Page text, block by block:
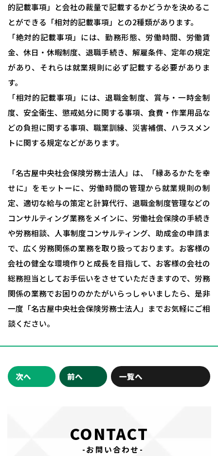
HOME
選ばれる理由
助成金について
就業規則について
人事評価制度について
確定拠出型年金について
社会保険・給与計算について
労務システム管理について
お客様の声
ブログ＆ニュース
会社概要
お問い合わせ・相談予約
的記載事項」と会社の裁量で記載するかどうかを決めるこ
とができる「相対的記載事項」との2種類があります。
「絶対的記載事項」には、勤務形態、労働時間、労働賃
金、休日・休暇制度、退職手続き、解雇条件、定年の規定
があり、それらは就業規則に必ず記載する必要がありま
す。
「相対的記載事項」には、退職金制度、賞与・一時金制
度、安全衛生、懲戒処分に関する事項、食費・作業用品な
どの負担に関する事項、職業訓練、災害補償、ハラスメン
トに関する規定などがあります。
「名古屋中央社会保険労務士法人」は、「縁あるかたを幸
せに」をモットーに、労働時間の管理から就業規則の制
定、適切な給与の策定と計算代行、退職金制度管理などの
コンサルティング業務をメインに、労働社会保険の手続き
や労務相談、人事制度コンサルティング、助成金の申請ま
で、広く労務関係の業務を取り扱っております。お客様の
会社の健全な環境作りと成長を目指して、お客様の会社の
総務担当としてお手伝いをさせていただきますので、労務
関係の業務でお困りのかたがいらっしゃいましたら、是非
一度「名古屋中央社会保険労務士法人」までお気軽にご相
談ください。
次へ 前へ 一覧へ
CONTACT
-お問い合わせ-